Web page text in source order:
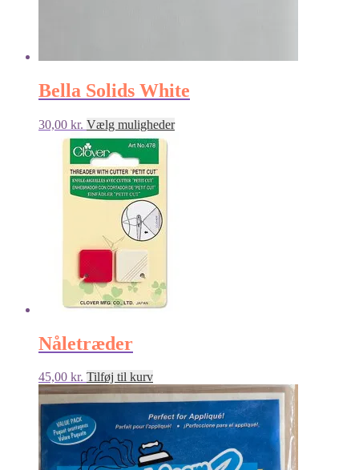
Bella Solids White
30,00 kr. Vælg mulighederDette
Nåletræder
45,00 kr. Tilføj til kurv